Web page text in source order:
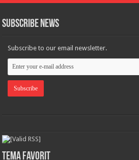
Subscribe News
Subscribe to our email newsletter.
Tema Favorit